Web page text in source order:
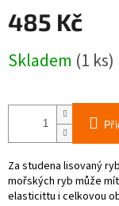
485 Kč
cena:
Skladem (1 ks)
Za studena lisovaný
mořských ryb může
elasticittu i celkovou